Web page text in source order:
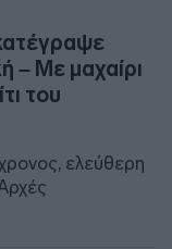
– Με μαχαίρι
του
ελεύθερη